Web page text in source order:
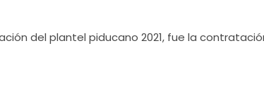
del plantel piducano 2021, fue la